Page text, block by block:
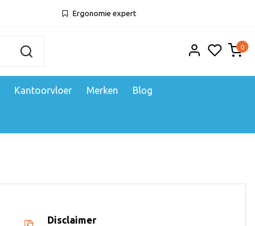
Ergonomie expert
0
Kantoorvloer Merken Blog
Disclaimer